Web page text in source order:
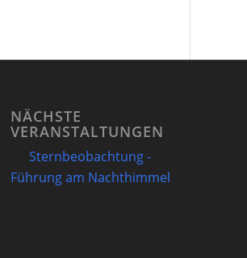
NÄCHSTE
VERANSTALTUNGEN
Sternbeobachtung -
Führung am Nachthimmel